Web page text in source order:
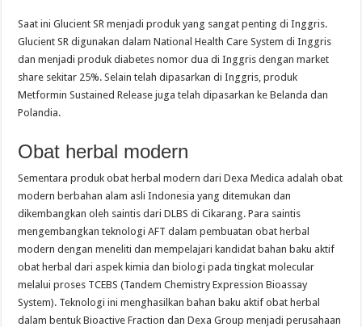
Saat ini Glucient SR menjadi produk yang sangat penting di Inggris.
Glucient SR digunakan dalam National Health Care System di Inggris
dan menjadi produk diabetes nomor dua di Inggris dengan market
share sekitar 25%. Selain telah dipasarkan di Inggris, produk
Metformin Sustained Release juga telah dipasarkan ke Belanda dan
Polandia.
Obat herbal modern
Sementara produk obat herbal modern dari Dexa Medica adalah obat
modern berbahan alam asli Indonesia yang ditemukan dan
dikembangkan oleh saintis dari DLBS di Cikarang. Para saintis
mengembangkan teknologi AFT dalam pembuatan obat herbal
modern dengan meneliti dan mempelajari kandidat bahan baku aktif
obat herbal dari aspek kimia dan biologi pada tingkat molecular
melalui proses TCEBS (Tandem Chemistry Expression Bioassay
System). Teknologi ini menghasilkan bahan baku aktif obat herbal
dalam bentuk Bioactive Fraction dan Dexa Group menjadi perusahaan